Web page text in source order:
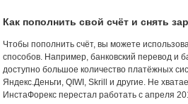
Как пополнить свой счёт и снять
Чтобы пополнить счёт, вы можете
способов. Например, банковский перевод и
доступно большое количество платёжных
Яндекс.Деньги, QIWI, Skrill и другие. Не
ИнстаФорекс перестал работать с апреля